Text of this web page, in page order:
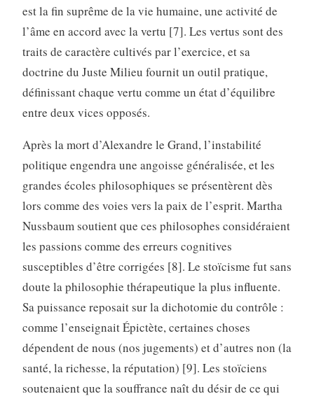
est la fin suprême de la vie humaine, une activité de
l’âme en accord avec la vertu [7]. Les vertus sont des
traits de caractère cultivés par l’exercice, et sa
doctrine du Juste Milieu fournit un outil pratique,
définissant chaque vertu comme un état d’équilibre
entre deux vices opposés.
Après la mort d’Alexandre le Grand, l’instabilité
politique engendra une angoisse généralisée, et les
grandes écoles philosophiques se présentèrent dès
lors comme des voies vers la paix de l’esprit. Martha
Nussbaum soutient que ces philosophes considéraient
les passions comme des erreurs cognitives
susceptibles d’être corrigées [8]. Le stoïcisme fut sans
doute la philosophie thérapeutique la plus influente.
Sa puissance reposait sur la dichotomie du contrôle :
comme l’enseignait Épictète, certaines choses
dépendent de nous (nos jugements) et d’autres non (la
santé, la richesse, la réputation) [9]. Les stoïciens
soutenaient que la souffrance naît du désir de ce qui